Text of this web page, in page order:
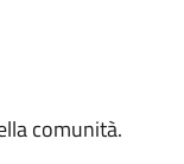
comunità.